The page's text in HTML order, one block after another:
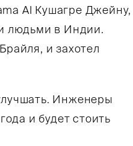
AI Кушагре Джейну,
людьми в Индии.
и захотел
Инженеры
и будет стоить